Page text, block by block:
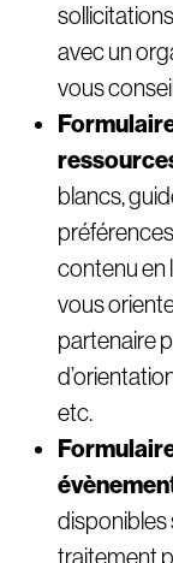
avec un
vous
blancs,
contenu en
vous
partenaire
etc.
disponibles
traitement